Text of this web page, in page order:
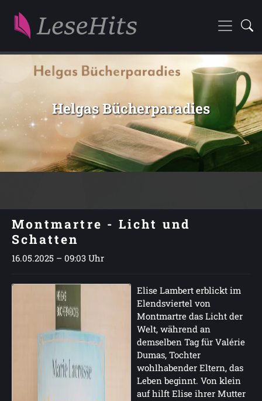
Helgas Bücherparadies
Montmartre - Licht und
Schatten
16.05.2025 – 09:03 Uhr
Elise Lambert erblickt im
Elendsviertel von
Montmartre das Licht der
Welt, während an
demselben Tag für Valérie
Dumas, Tochter
wohlhabender Eltern, das
Leben beginnt. Von klein
auf hilft Elise ihrer Mutter